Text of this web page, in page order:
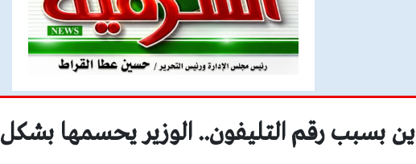
بسبب رقم التليفون.. الوزير يحسمها بشكل